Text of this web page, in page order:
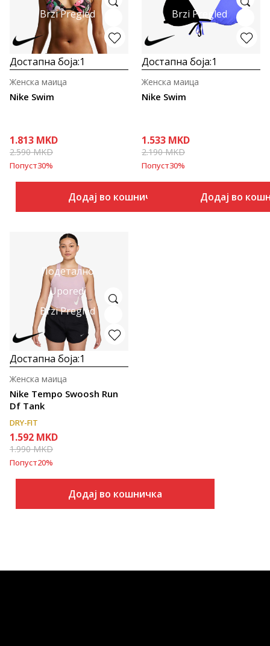
Brzi Pregled
Достапна боја:1
Nike Swim
Женска маица
1.813 MKD
2.590MKD
Попуст30%
Додај во кошничка
Brzi Pregled
Достапна боја:1
Nike Swim
Женска маица
1.533 MKD
2.190MKD
Попуст30%
Додај во
Подетално
Uporedi
Brzi Pregled
Достапна боја:1
Nike Tempo Swoosh Run
Df Tank
Женска маица
DRY-FIT
1.592 MKD
1.990MKD
Попуст20%
Додај во кошничка